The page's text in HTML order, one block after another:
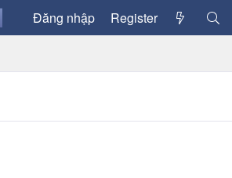
Đăng nhập Register